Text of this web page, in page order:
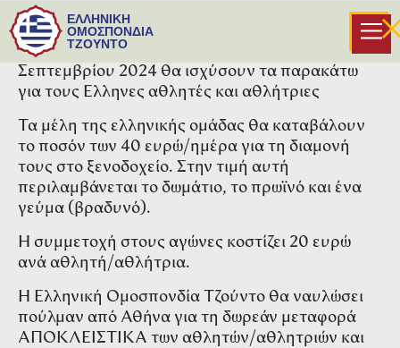
ΕΛΛΗΝΙΚΗ
ΟΜΟΣΠΟΝΔΙΑ
ΤΖΟΥΝΤΟ
Ενημερώνουμε τα σωματεία - μέλη μας ότι στο
Βαλκανικό πρωτάθλημα που θα
πραγματοποιηθεί στην Κατερίνη στις 14 και 15
Σεπτεμβρίου 2024 θα ισχύσουν τα παρακάτω
για τους Ελληνες αθλητές και αθλήτριες
Τα μέλη της ελληνικής ομάδας θα καταβάλουν
το ποσόν των 40 ευρώ/ημέρα για τη διαμονή
τους στο ξενοδοχείο. Στην τιμή αυτή
περιλαμβάνεται το δωμάτιο, το πρωϊνό και ένα
γεύμα (βραδυνό).
Η συμμετοχή στους αγώνες κοστίζει 20 ευρώ
ανά αθλητή/αθλήτρια.
Η Ελληνική Ομοσπονδία Τζούντο θα ναυλώσει
πούλμαν από Αθήνα για τη δωρεάν μεταφορά
ΑΠΟΚΛΕΙΣΤΙΚΑ των αθλητών/αθλητριών και